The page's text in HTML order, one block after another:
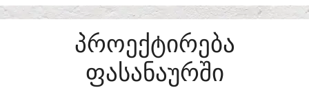
ᲞᲠᲝᲔᲥᲢᲘᲠᲔᲑᲐ
ᲤᲐᲡᲐᲜᲐᲣᲠᲨᲘ